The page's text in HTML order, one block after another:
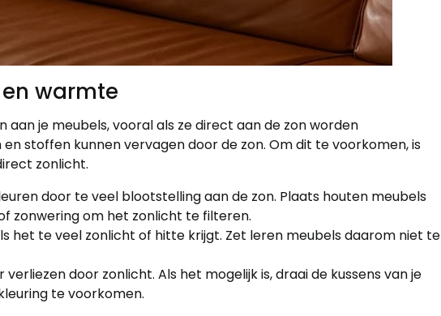
warmte
je meubels, vooral als ze direct aan de zon worden
stoffen kunnen vervagen door de zon. Om dit te voorkomen, is
zonlicht.
door te veel blootstelling aan de zon. Plaats houten meubels
zonwering om het zonlicht te filteren.
het te veel zonlicht of hitte krijgt. Zet leren meubels daarom niet te
door zonlicht. Als het mogelijk is, draai de kussens van je
te voorkomen.